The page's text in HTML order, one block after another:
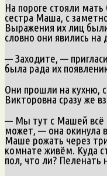
На пороге стояли
сестра Маша, с
Выражения их лиц
словно они явились
— Заходите, —
была рада их
Они прошли на кухню,
Викторовна сразу же
— Мы тут с Машей всё
может, — она окинула
Маше рожать через
комнате живём. Куда
пол, что ли? Пеленать